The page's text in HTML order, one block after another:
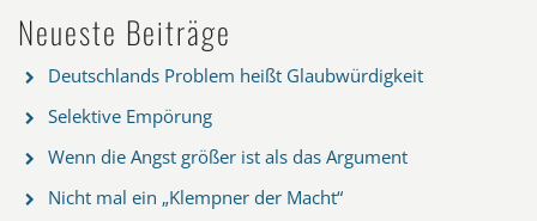
Neueste Beiträge
Deutschlands Problem heißt Glaubwürdigkeit
Selektive Empörung
Wenn die Angst größer ist als das Argument
Nicht mal ein „Klempner der Macht“